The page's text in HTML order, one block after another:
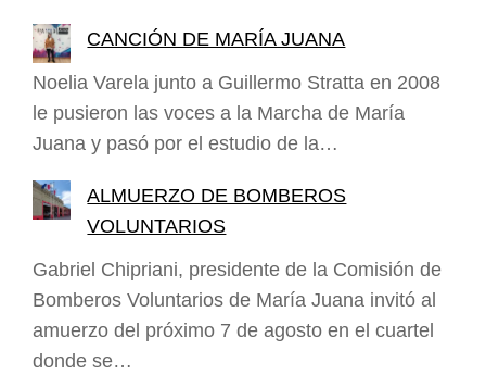
CANCIÓN DE MARÍA JUANA
Noelia Varela junto a Guillermo Stratta en 2008
le pusieron las voces a la Marcha de María
Juana y pasó por el estudio de la…
ALMUERZO DE BOMBEROS
VOLUNTARIOS
Gabriel Chipriani, presidente de la Comisión de
Bomberos Voluntarios de María Juana invitó al
amuerzo del próximo 7 de agosto en el cuartel
donde se…